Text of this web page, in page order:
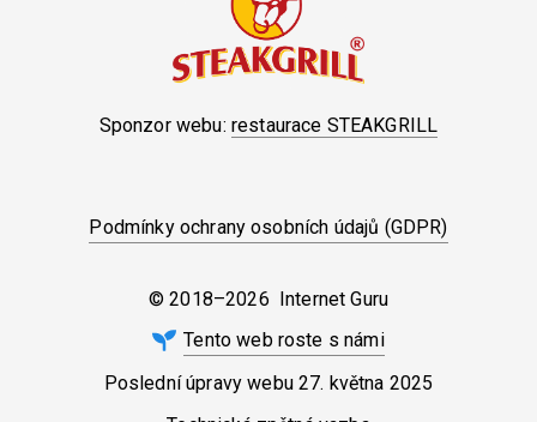
Sponzor webu: restaurace STEAKGRILL
Podmínky ochrany osobních údajů (GDPR)
© 2018–2026 Internet Guru
Tento web roste s námi
Poslední úpravy webu 27. května 2025